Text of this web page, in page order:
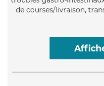
de courses/livraison,